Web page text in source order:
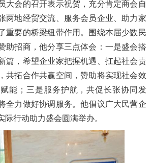
大会的召开表示祝贺，充分肯定商会自
两地经贸交流、服务会员企业、助力家
重要的桥梁纽带作用。围绕本届少数民
助招商，他分享三点体会：一是盛会搭
篇，希望企业家把握机遇、扛起社会责
共拓合作共赢空间，赞助将实现社会效
能；三是服务护航，共促长张协同发
全力做好协调服务。他倡议广大民营企
行动助力盛会圆满举办。